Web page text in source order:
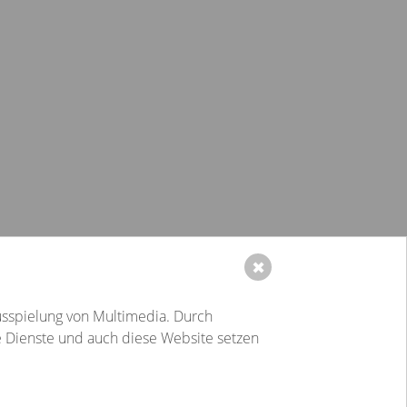
Blog
Veranstaltungen
von Multimedia. Durch
und auch diese Website setzen
✖